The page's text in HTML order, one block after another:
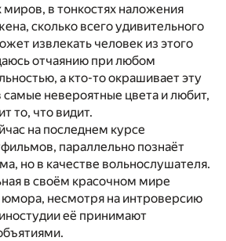
в тонкостях наложения
сколько всего удивительного
извлекать человек из этого
отчаянию при любом
а кто-то окрашивает эту
невероятные цвета и любит,
то, что видит.
на последнем курсе
параллельно познаёт
но в качестве вольнослушателя.
в своём красочном мире
юмора, несмотря на интроверсию
её принимают